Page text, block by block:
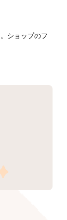
ショップのフ